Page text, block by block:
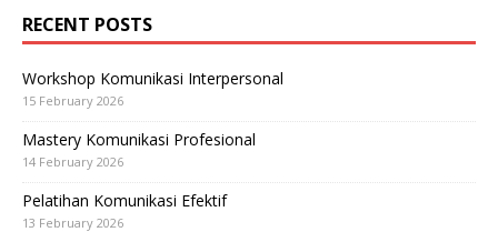
RECENT POSTS
Workshop Komunikasi Interpersonal
15 February 2026
Mastery Komunikasi Profesional
14 February 2026
Pelatihan Komunikasi Efektif
13 February 2026